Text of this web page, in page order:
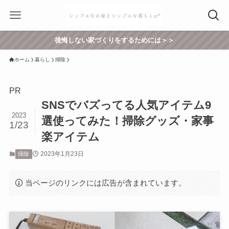
後悔しない家づくりをするためには＞＞
ホーム 暮らし 掃除
PR
SNSでバズってる人気アイテム9
選使ってみた！掃除グッズ・家事
楽アイテム
2023
1/23
掃除 2023年1月23日
当ページのリンクには広告が含まれています。